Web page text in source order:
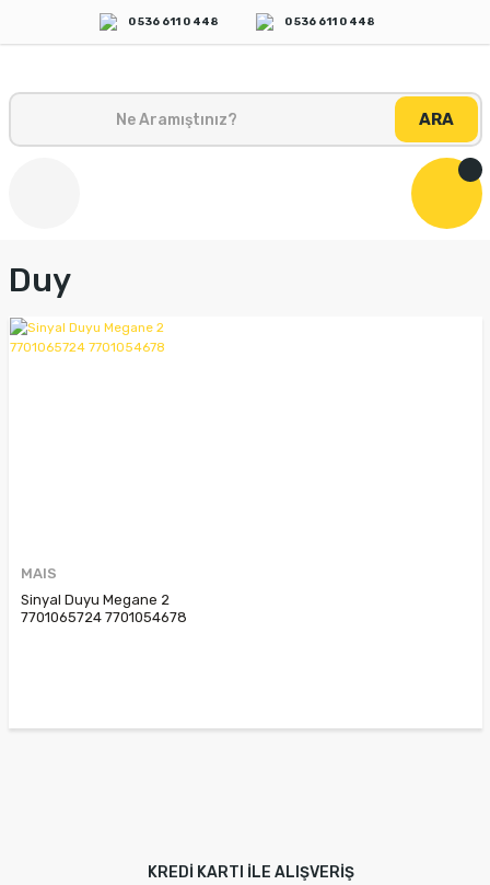
0 536 611 0 448 0 536 611 0 448
ARA
Duy
MAIS
Sinyal Duyu Megane 2
7701065724 7701054678
KREDİ KARTI İLE ALIŞVERİŞ